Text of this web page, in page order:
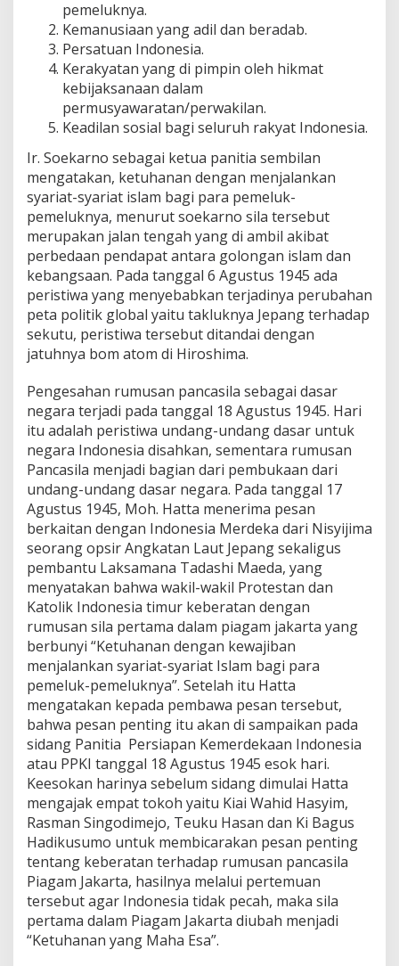
pemeluknya.
Kemanusiaan yang adil dan beradab.
Persatuan Indonesia.
Kerakyatan yang di pimpin oleh hikmat
kebijaksanaan dalam
permusyawaratan/perwakilan.
Keadilan sosial bagi seluruh rakyat Indonesia.
Ir. Soekarno sebagai ketua panitia sembilan
mengatakan, ketuhanan dengan menjalankan
syariat-syariat islam bagi para pemeluk-
pemeluknya, menurut soekarno sila tersebut
merupakan jalan tengah yang di ambil akibat
perbedaan pendapat antara golongan islam dan
kebangsaan. Pada tanggal 6 Agustus 1945 ada
peristiwa yang menyebabkan terjadinya perubahan
peta politik global yaitu takluknya Jepang terhadap
sekutu, peristiwa tersebut ditandai dengan
jatuhnya bom atom di Hiroshima.
Pengesahan rumusan pancasila sebagai dasar
negara terjadi pada tanggal 18 Agustus 1945. Hari
itu adalah peristiwa undang-undang dasar untuk
negara Indonesia disahkan, sementara rumusan
Pancasila menjadi bagian dari pembukaan dari
undang-undang dasar negara. Pada tanggal 17
Agustus 1945, Moh. Hatta menerima pesan
berkaitan dengan Indonesia Merdeka dari Nisyijima
seorang opsir Angkatan Laut Jepang sekaligus
pembantu Laksamana Tadashi Maeda, yang
menyatakan bahwa wakil-wakil Protestan dan
Katolik Indonesia timur keberatan dengan
rumusan sila pertama dalam piagam jakarta yang
berbunyi “Ketuhanan dengan kewajiban
menjalankan syariat-syariat Islam bagi para
pemeluk-pemeluknya”. Setelah itu Hatta
mengatakan kepada pembawa pesan tersebut,
bahwa pesan penting itu akan di sampaikan pada
sidang Panitia Persiapan Kemerdekaan Indonesia
atau PPKI tanggal 18 Agustus 1945 esok hari.
Keesokan harinya sebelum sidang dimulai Hatta
mengajak empat tokoh yaitu Kiai Wahid Hasyim,
Rasman Singodimejo, Teuku Hasan dan Ki Bagus
Hadikusumo untuk membicarakan pesan penting
tentang keberatan terhadap rumusan pancasila
Piagam Jakarta, hasilnya melalui pertemuan
tersebut agar Indonesia tidak pecah, maka sila
pertama dalam Piagam Jakarta diubah menjadi
“Ketuhanan yang Maha Esa”.